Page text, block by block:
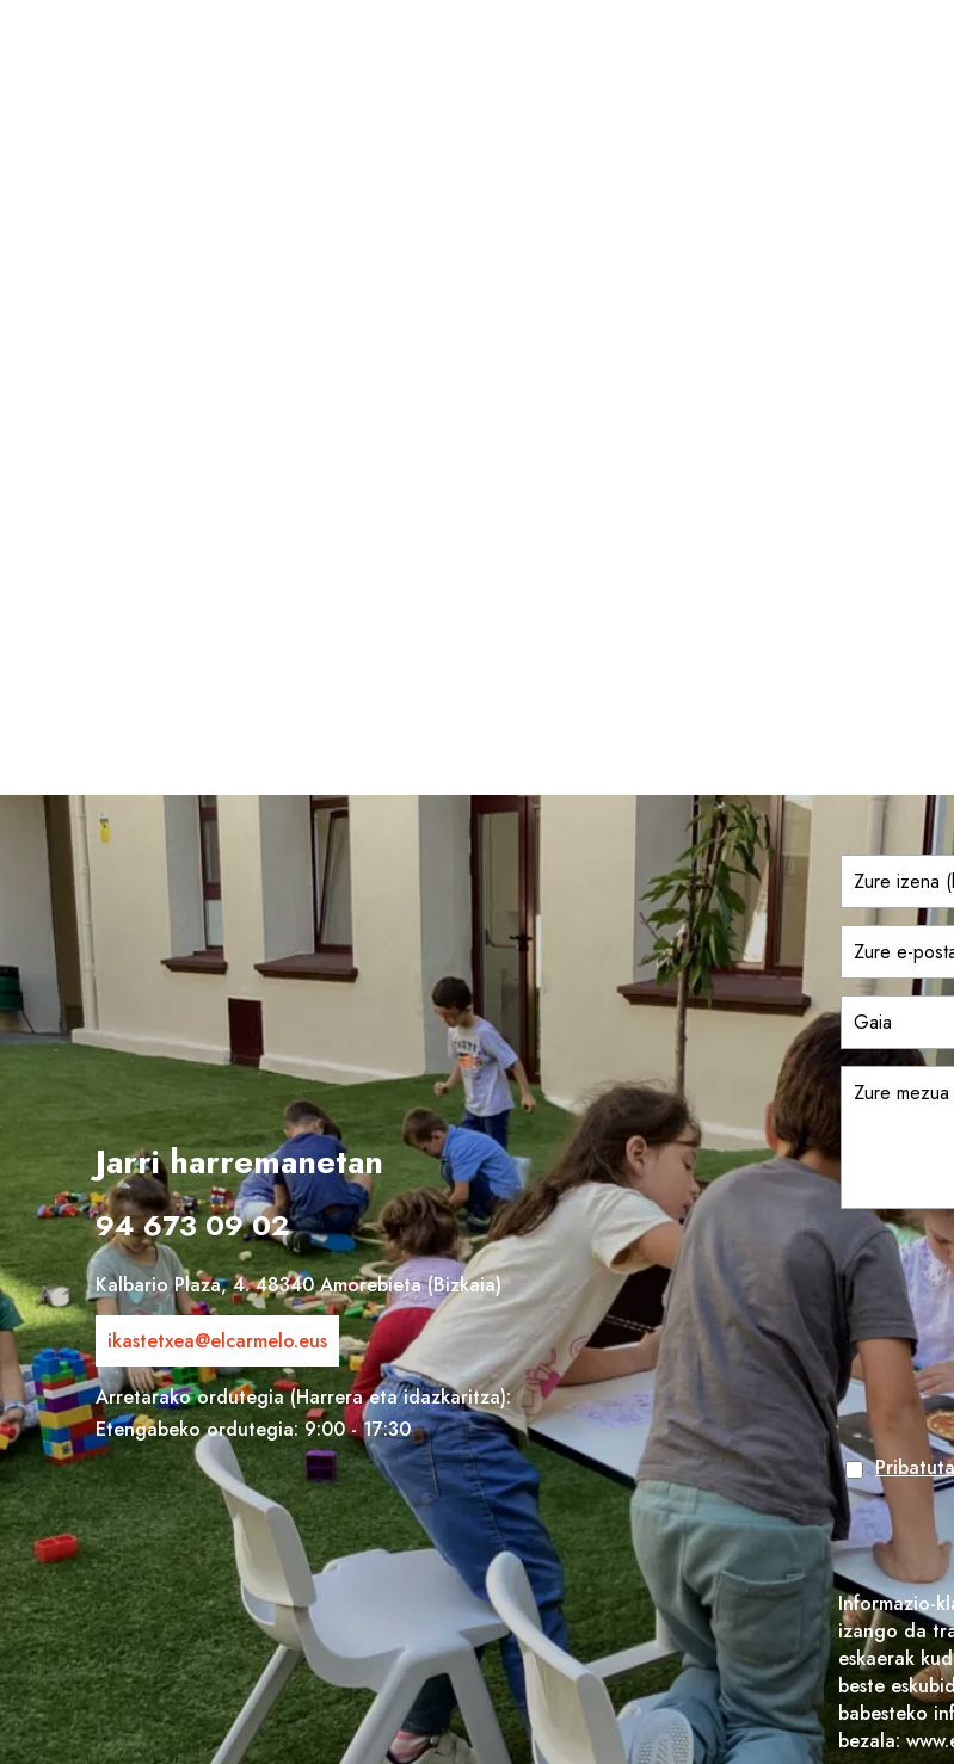
Jarri harremanetan
94 673 09 02
Kalbario Plaza, 4. 48340 Amorebieta (Bizkaia)
ikastetxea@elcarmelo.eus
Arretarako ordutegia (Harrera eta idazkaritza):
Etengabeko ordutegia: 9:00 - 17:30
Informazio-
izango da
eskaerak
beste
babesteko
bezala: